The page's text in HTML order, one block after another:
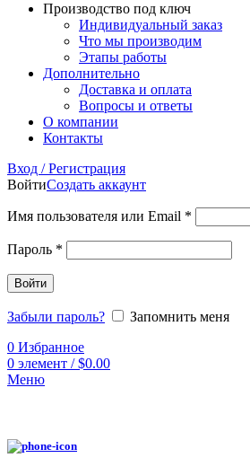
Производство под ключ
Индивидуальный заказ
Что мы производим
Этапы работы
Дополнительно
Доставка и оплата
Вопросы и ответы
О компании
Контакты
Вход / Регистрация
ВойтиСоздать аккаунт
Имя пользователя или Email *
Пароль *
Войти
Забыли пароль?
Запомнить меня
0 Избранное
0 элемент / $0.00
Меню